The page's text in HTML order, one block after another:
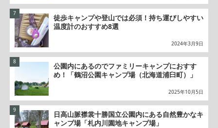
徒歩キャンプや登山では必須！持ち運びしやすい
温度計のおすすめ8選
2024年3月9日
公園内にあるのでファミリーキャンプにおすす
め！「鶴沼公園キャンプ場（北海道浦臼町）」
2025年10月5日
日高山脈襟裳十勝国立公園内にある自然豊かなキ
ャンプ場「札内川園地キャンプ場」